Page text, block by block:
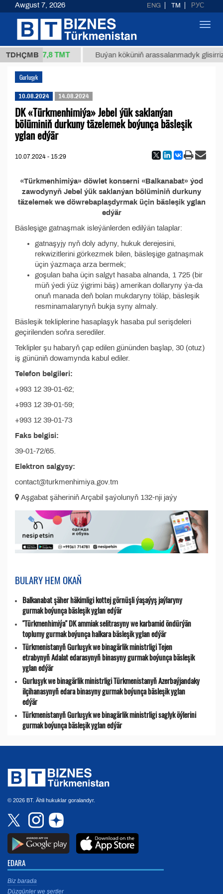
TDHÇMB
1 (kg.) 37,8 ТМТ Buýan köküniň arassalanmadyk
Gurluşyk
10.08.2024 14.08.2024
DK «Türkmenhimiýa» Jebel ýük saklanýan
bölüminiň durkuny täzelemek boýunça bäsleşik
yglan edýär
10.07.2024 - 15:29
«Türkmenhimiýa» döwlet konserni «Balkanabat» ýod
zawodynyň Jebel ýük saklanýan bölüminiň durkuny
täzelemek we döwrebaplaşdyrmak üçin bäsleşik yglan
edýär
Bäsleşige gatnaşmak isleýänlerden edilýän talaplar:
gatnaşyjy nyň doly adyny, hukuk derejesini,
rekwizitlerini görkezmek bilen, bäsleşige gatnaşmak
üçin ýazmaça arza bermek;
goşulan baha üçin salgyt hasaba alnanda, 1 725 (bir
müň ýedi ýüz ýigrimi bäş) amerikan dollaryny ýa-da
onuň manada deň bolan mukdaryny töläp, bäsleşik
resminamalarynyň bukja syny almaly.
Bäsleşik tekliplerine hasaplaşyk hasaba pul serişdeleri
geçirilenden soň­ra serediler.
Teklipler şu habaryň çap edilen gününden başlap, 30 (otuz)
iş gününiň dowamynda kabul ediler.
Telefon belgileri:
+993 12 39-01-62;
+993 12 39-01-59;
+993 12 39-01-73
Faks belgisi:
39-01-72/65.
Elekt­ron sal­gy­sy:
con­tact@turk­men­hi­miya.gov.tm
Aşgabat şäheriniň Arçabil şaýolunyň 132-nji jaýy
BULARY HEM OKAŇ
Balkanabat şäher häkimligi kottej görnüşli ýaşaýyş jaýlaryny
gurmak boýunça bäsleşik yglan edýär
"Türkmenhimiýa" DK ammiak selitrasyny we karbamid öndürýän
toplumy gurmak boýunça halkara bäsleşik yglan edýär
Türkmenistanyň Gurluşyk we binagärlik ministrligi Tejen
etrabynyň Adalat edarasynyň binasyny gurmak boýunça bäsleşik
yglan edýär
Gurluşyk we binagärlik ministrligi Türkmenistanyň Azerbaýjandaky
ilçihanasynyň edara binasyny gurmak boýunça bäsleşik yglan
edýär
Türkmenistanyň Gurluşyk we binagärlik ministrligi saglyk öýlerini
gurmak boýunça bäsleşik yglan edýär
© 2026 BT. Ähli hukuklar goralandyr.
EDARA
Biz barada
Düzgünler we şertler
Awgust 7, 2026 ENG TM РУС